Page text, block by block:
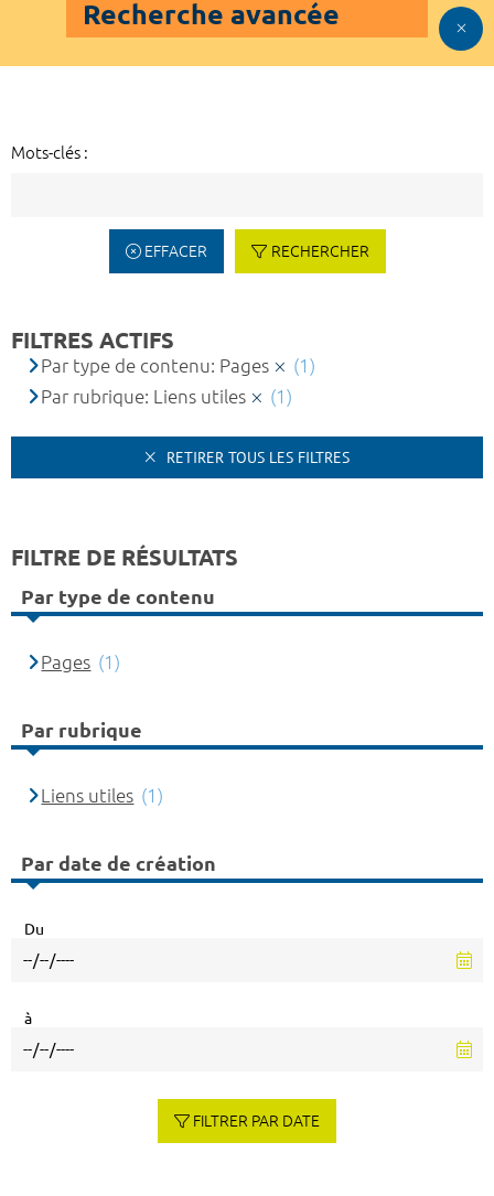
Recherche avancée
Mots-clés :
EFFACER RECHERCHER
FILTRES ACTIFS
Par type de contenu: Pages
(1)
Par rubrique: Liens utiles
(1)
RETIRER TOUS LES FILTRES
FILTRE DE RÉSULTATS
Par type de contenu
Pages (1)
Par rubrique
Liens utiles (1)
Par date de création
Du
à
FILTRER PAR DATE